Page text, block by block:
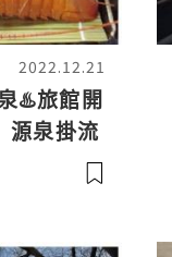
2022.12.21
♨️旅館開
源泉掛流